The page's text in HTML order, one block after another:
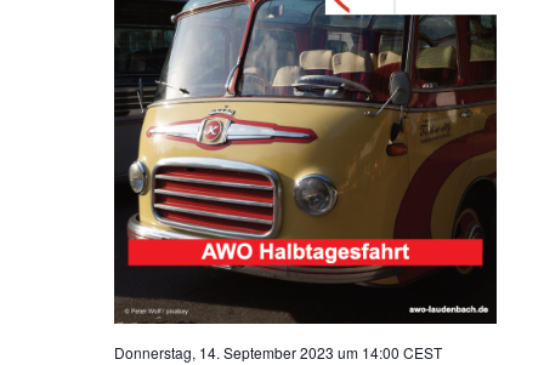
Donnerstag, 14. September 2023 um 14:00 CEST